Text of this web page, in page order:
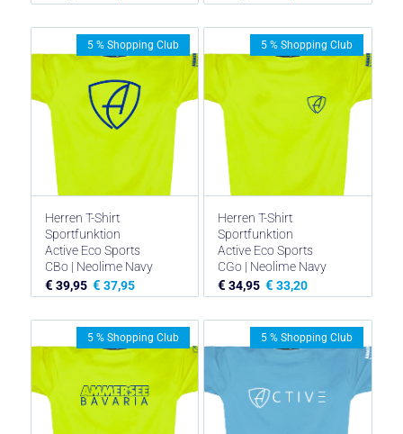
Herren T-Shirt
Sportfunktion
Active Eco Sports
CBo | Neolime Navy
€ 39,95 € 37,95
5 % Shopping Club
Herren T-Shirt
Sportfunktion
Active Eco Sports
CGo | Neolime Navy
€ 34,95 € 33,20
5 % Shopping Club
5 % Shopping Club 5 % Shopping Club